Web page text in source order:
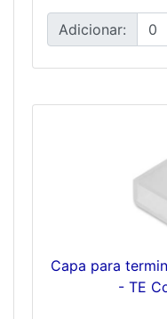
Adicionar:
Capa para
- TE